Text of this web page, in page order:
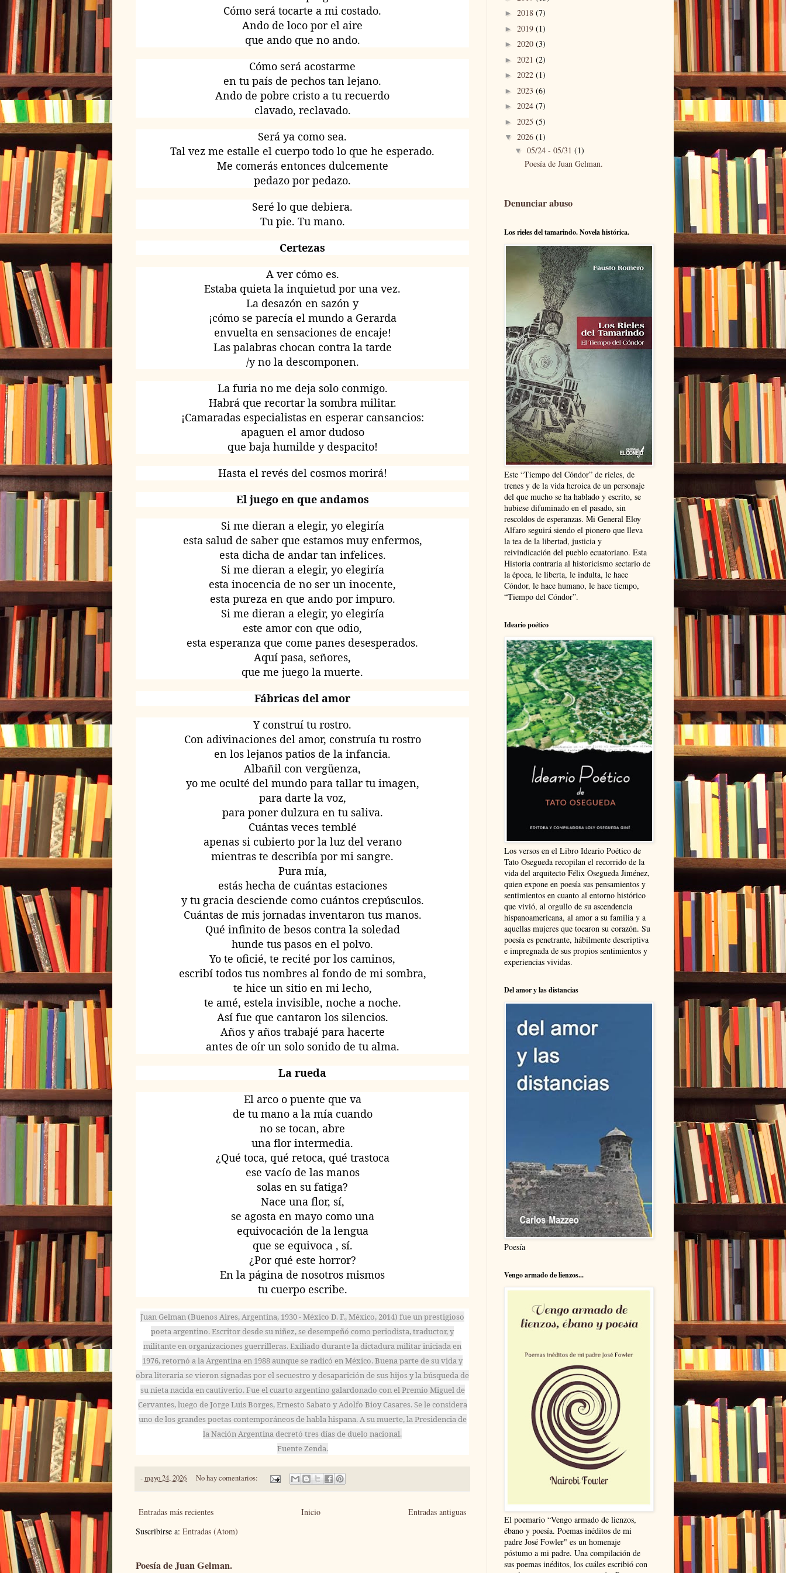
Cómo será tocarte a mi costado.
Ando de loco por el aire
que ando que no ando.
Cómo será acostarme
en tu país de pechos tan lejano.
Ando de pobre cristo a tu recuerdo
clavado, reclavado.
Será ya como sea.
Tal vez me estalle el cuerpo todo lo que he esperado.
Me comerás entonces dulcemente
pedazo por pedazo.
Seré lo que debiera.
Tu pie. Tu mano.
Certezas
A ver cómo es.
Estaba quieta la inquietud por una vez.
La desazón en sazón y
¡cómo se parecía el mundo a Gerarda
envuelta en sensaciones de encaje!
Las palabras chocan contra la tarde
/y no la descomponen.
La furia no me deja solo conmigo.
Habrá que recortar la sombra militar.
¡Camaradas especialistas en esperar cansancios:
apaguen el amor dudoso
que baja humilde y despacito!
Hasta el revés del cosmos morirá!
El juego en que andamos
Si me dieran a elegir, yo elegiría
esta salud de saber que estamos muy enfermos,
esta dicha de andar tan infelices.
Si me dieran a elegir, yo elegiría
esta inocencia de no ser un inocente,
esta pureza en que ando por impuro.
Si me dieran a elegir, yo elegiría
este amor con que odio,
esta esperanza que come panes desesperados.
Aquí pasa, señores,
que me juego la muerte.
Fábricas del amor
Y construí tu rostro.
Con adivinaciones del amor, construía tu rostro
en los lejanos patios de la infancia.
Albañil con vergüenza,
yo me oculté del mundo para tallar tu imagen,
para darte la voz,
para poner dulzura en tu saliva.
Cuántas veces temblé
apenas si cubierto por la luz del verano
mientras te describía por mi sangre.
Pura mía,
estás hecha de cuántas estaciones
y tu gracia desciende como cuántos crepúsculos.
Cuántas de mis jornadas inventaron tus manos.
Qué infinito de besos contra la soledad
hunde tus pasos en el polvo.
Yo te oficié, te recité por los caminos,
escribí todos tus nombres al fondo de mi sombra,
te hice un sitio en mi lecho,
te amé, estela invisible, noche a noche.
Así fue que cantaron los silencios.
Años y años trabajé para hacerte
antes de oír un solo sonido de tu alma.
La rueda
El arco o puente que va
de tu mano a la mía cuando
no se tocan, abre
una flor intermedia.
¿Qué toca, qué retoca, qué trastoca
ese vacío de las manos
solas en su fatiga?
Nace una flor, sí,
se agosta en mayo como una
equivocación de la lengua
que se equivoca , sí.
¿Por qué este horror?
En la página de nosotros mismos
tu cuerpo escribe.
Juan Gelman (Buenos Aires, Argentina, 1930 - México D. F., México, 2014) fue un prestigioso
poeta argentino. Escritor desde su niñez, se desempeñó como periodista, traductor, y
militante en organizaciones guerrilleras. Exiliado durante la dictadura militar iniciada en
1976, retornó a la Argentina en 1988 aunque se radicó en México. Buena parte de su vida y
obra literaria se vieron signadas por el secuestro y desaparición de sus hijos y la búsqueda de
su nieta nacida en cautiverio. Fue el cuarto argentino galardonado con el Premio Miguel de
Cervantes, luego de Jorge Luis Borges, Ernesto Sabato y Adolfo Bioy Casares. Se le considera
uno de los grandes poetas contemporáneos de habla hispana. A su muerte, la Presidencia de
la Nación Argentina decretó tres días de duelo nacional.
Fuente Zenda.
-mayo 24, 2026 No hay comentarios:
Entradas más recientes Entradas antiguas
Inicio
Suscribirse a: Entradas (Atom)
Poesía de Juan Gelman.
► 2018 (7)
► 2019 (1)
► 2020 (3)
► 2021 (2)
► 2022 (1)
► 2023 (6)
► 2024 (7)
► 2025 (5)
▼ 2026 (1)
▼ 05/24 - 05/31 (1)
Poesía de Juan Gelman.
Denunciar abuso
Los rieles del tamarindo. Novela histórica.
Este “Tiempo del Cóndor” de rieles, de
trenes y de la vida heroica de un personaje
del que mucho se ha hablado y escrito, se
hubiese difuminado en el pasado, sin
rescoldos de esperanzas. Mi General Eloy
Alfaro seguirá siendo el pionero que lleva
la tea de la libertad, justicia y
reivindicación del pueblo ecuatoriano. Esta
Historia contraria al historicismo sectario de
la época, le liberta, le indulta, le hace
Cóndor, le hace humano, le hace tiempo,
“Tiempo del Cóndor”.
Ideario poético
Los versos en el Libro Ideario Poético de
Tato Osegueda recopilan el recorrido de la
vida del arquitecto Félix Osegueda Jiménez,
quien expone en poesía sus pensamientos y
sentimientos en cuanto al entorno histórico
que vivió, al orgullo de su ascendencia
hispanoamericana, al amor a su familia y a
aquellas mujeres que tocaron su corazón. Su
poesía es penetrante, hábilmente descriptiva
e impregnada de sus propios sentimientos y
experiencias vividas.
Del amor y las distancias
Poesía
Vengo armado de lienzos...
El poemario “Vengo armado de lienzos,
ébano y poesía. Poemas inéditos de mi
padre José Fowler" es un homenaje
póstumo a mi padre. Una compilación de
sus poemas inéditos, los cuáles escribió con